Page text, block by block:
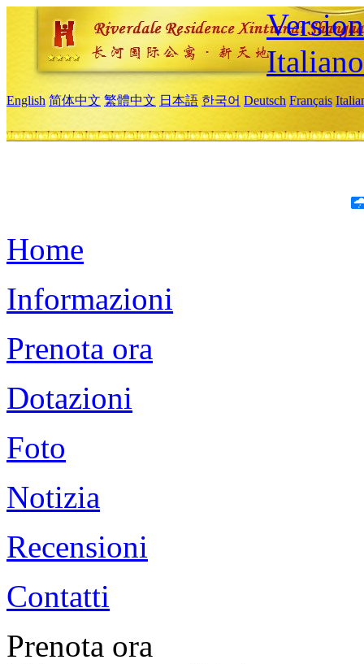
Italiano
English 简体中文 繁體中文 日本語 한국어 Deutsch Français
Home
Informazioni
Prenota ora
Dotazioni
Foto
Notizia
Recensioni
Contatti
Prenota ora